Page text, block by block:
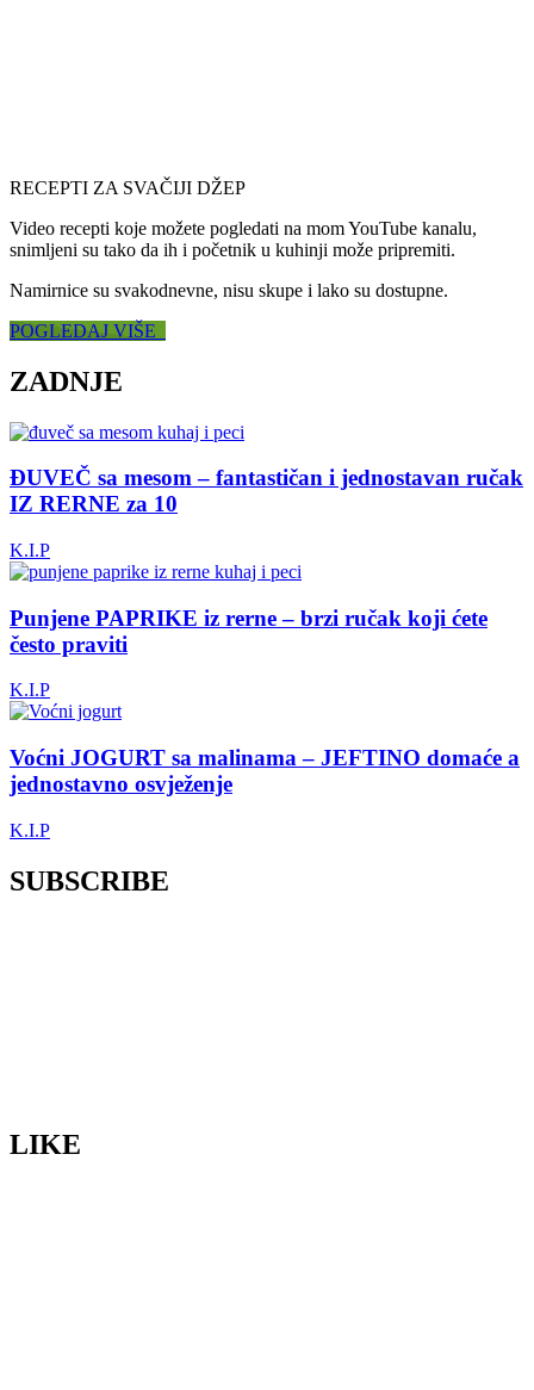
RECEPTI ZA SVAČIJI DŽEP
Video recepti koje možete pogledati na mom YouTube kanalu,
snimljeni su tako da ih i početnik u kuhinji može pripremiti.
Namirnice su svakodnevne, nisu skupe i lako su dostupne.
POGLEDAJ VIŠE
ZADNJE
ĐUVEČ sa mesom – fantastičan i jednostavan ručak
IZ RERNE za 10
K.I.P
Punjene PAPRIKE iz rerne – brzi ručak koji ćete
često praviti
K.I.P
Voćni JOGURT sa malinama – JEFTINO domaće a
jednostavno osvježenje
K.I.P
SUBSCRIBE
LIKE